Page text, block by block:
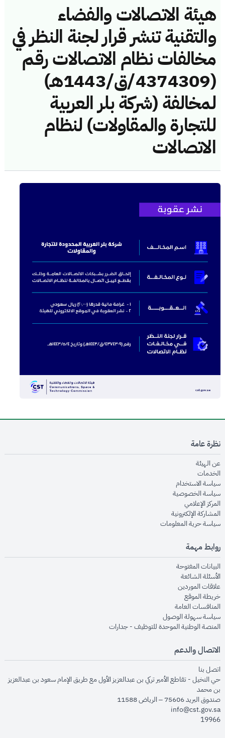
هيئة الاتصالات والفضاء
والتقنية تنشر قرار لجنة النظر في
مخالفات نظام الاتصالات رقم
(4374309/ق/1443هـ)
لمخالفة (شركة بلر العربية
للتجارة والمقاولات) لنظام
الاتصالات
نظرة عامة
عن الهيئةopens in new window
الخدماتopens in new window
سياسة الاستخدام
سياسة الخصوصيةopens in new window
المركز الإعلاميopens in new window
المشاركة الإلكترونيةopens in new window
سياسة حرية المعلوماتopens in new window
روابط مهمة
البيانات المفتوحةopens in new window
الأسئلة الشائعةopens in new window
علاقات الموردينopens in new window
خريطة الموقعopens in new window
المنافسات العامةopens in new window
سياسة سهولة الوصولopens in new window
المنصة الوطنية الموحدة للتوظيف - جداراتopens in new window
الاتصال والدعم
اتصل بنا
حي النخيل - تقاطع الأمير تركي بن عبدالعزيز الأول مع طريق الإمام سعود بن عبدالعزيز
بن محمد
صندوق البريد 75606 – الرياض 11588
info@cst.gov.sa
19966